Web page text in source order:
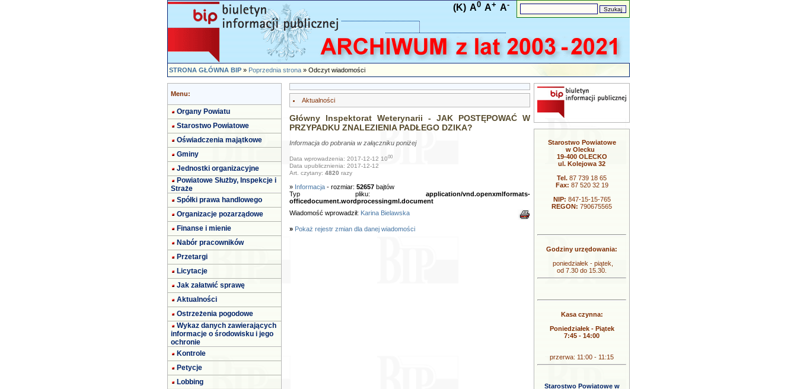
(K) A0 A+ A-
STRONA GŁÓWNA BIP»Poprzednia strona» Odczyt wiadomości
Menu:
Organy Powiatu
Starostwo Powiatowe
Oświadczenia majątkowe
Gminy
Jednostki organizacyjne
Powiatowe Służby, Inspekcje i
Straże
Spółki prawa handlowego
Organizacje pozarządowe
Finanse i mienie
Nabór pracowników
Przetargi
Licytacje
Jak załatwić sprawę
Aktualności
Ostrzeżenia pogodowe
Wykaz danych zawierających
informacje o środowisku i jego
ochronie
Kontrole
Petycje
Lobbing
Aktualności
Główny Inspektorat Weterynarii - JAK POSTĘPOWAĆ W
PRZYPADKU ZNALEZIENIA PADŁEGO DZIKA?
Informacja do pobrania w załączniku poniżej
Data wprowadzenia: 2017-12-12 1000
Data upublicznienia: 2017-12-12
Art. czytany: 4820 razy
» Informacja- rozmiar: 52657bajtów
Typ pliku: application/vnd.openxmlformats-
officedocument.wordprocessingml.document
Wiadomość wprowadził: Karina Bielawska
» Pokaż rejestr zmian dla danej wiadomości
Starostwo Powiatowe
w Olecku
19-400 OLECKO
ul. Kolejowa 32
Tel. 87 739 18 65
Fax: 87 520 32 19
NIP: 847-15-15-765
REGON: 790675565
Godziny urzędowania:
poniedziałek - piątek,
od 7.30 do 15.30.
Kasa czynna:
Poniedziałek - Piątek
7:45 - 14:00
przerwa: 11:00 - 11:15
Starostwo Powiatowe w